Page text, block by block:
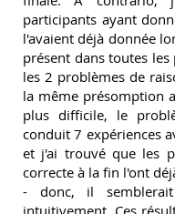
participants ayant
l'avaient déjà donnée
présent dans toutes
les 2 problèmes de
la même présomption
plus difficile, le
conduit 7 expériences
et j'ai trouvé que les
correcte à la fin l'ont
- donc, il
intuitivement. Ces